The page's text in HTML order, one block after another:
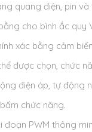
quang điện, pin
cho bình ắc quy
xác bằng cảm
được chọn, chức
điện áp, tự động
chức năng.
PWM thông